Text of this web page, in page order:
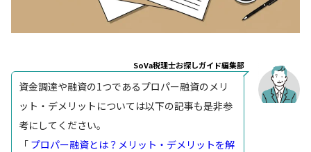
SoVa税理士お探しガイド編集部
資金調達や融資の1つであるプロパー融資のメリ
ット・デメリットについては以下の記事も是非参
考にしてください。
「 プロパー融資とは？メリット・デメリットを解